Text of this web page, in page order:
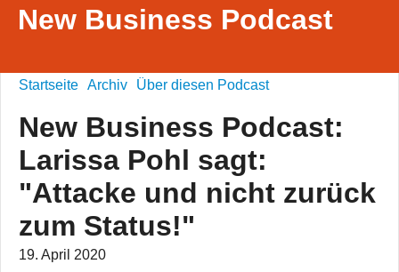
New Business Podcast
Startseite Archiv Über diesen Podcast
New Business Podcast:
Larissa Pohl sagt:
"Attacke und nicht zurück
zum Status!"
19. April 2020